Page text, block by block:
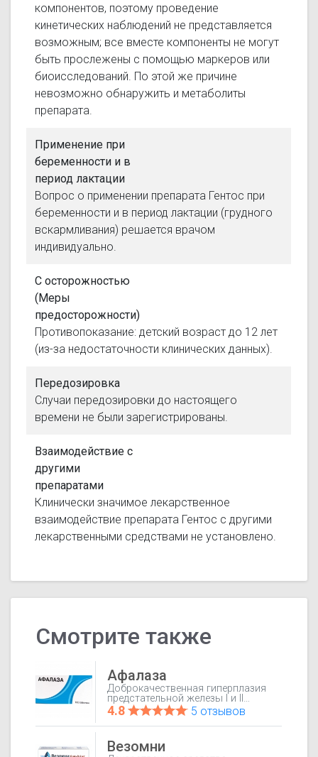
компонентов, поэтому проведение
кинетических наблюдений не представляется
возможным; все вместе компоненты не могут
быть прослежены с помощью маркеров или
биоисследований. По этой же причине
невозможно обнаружить и метаболиты
препарата.
Применение при
беременности и в
период лактации
Вопрос о применении препарата Гентос при
беременности и в период лактации (грудного
вскармливания) решается врачом
индивидуально.
С осторожностью
(Меры
предосторожности)
Противопоказание: детский возраст до 12 лет
(из-за недостаточности клинических данных).
Передозировка
Случаи передозировки до настоящего
времени не были зарегистрированы.
Взаимодействие с
другими
препаратами
Клинически значимое лекарственное
взаимодействие препарата Гентос с другими
лекарственными средствами не установлено.
Смотрите также
Афалаза
Доброкачественная гиперплазия
предстательной железы I и II
стадии; В составе комплексной
терапии острого и хронического
простатита (в качестве
противовоспалительного и
обезболивающего средства);
4.8 5 отзывов
Везомни